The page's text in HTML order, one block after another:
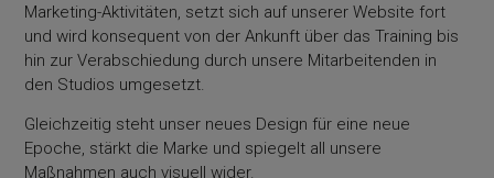
Marketing-Aktivitäten, setzt sich auf unserer Website fort
und wird konsequent von der Ankunft über das Training bis
hin zur Verabschiedung durch unsere Mitarbeitenden in
den Studios umgesetzt.
Gleichzeitig steht unser neues Design für eine neue
Epoche, stärkt die Marke und spiegelt all unsere
Maßnahmen auch visuell wider.